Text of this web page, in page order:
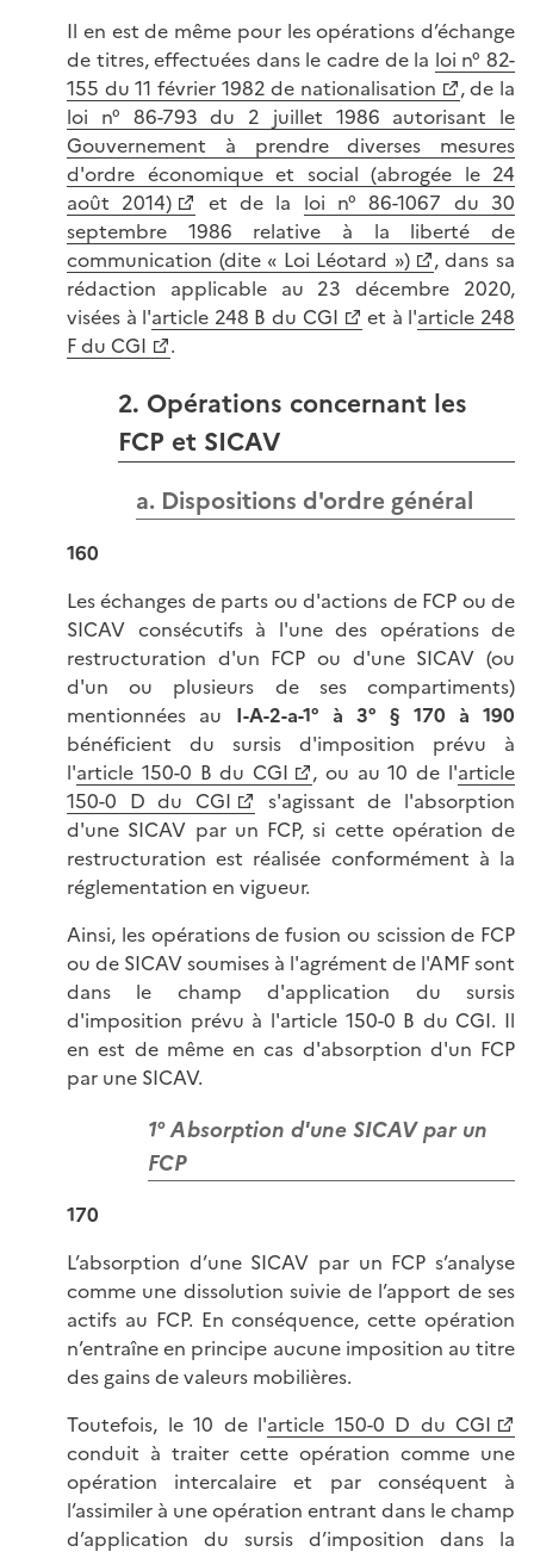
Il en est de même pour les opérations d’échange
de titres, effectuées dans le cadre de la loi n° 82-
155 du 11 février 1982 de nationalisation
, de la
loi n° 86-793 du 2 juillet 1986 autorisant le
Gouvernement à prendre diverses mesures
d'ordre économique et social (abrogée le 24
août 2014)
et de la loi n° 86-1067 du 30
septembre 1986 relative à la liberté de
communication (dite « Loi Léotard »)
, dans sa
rédaction applicable au 23 décembre 2020,
visées à l'article 248 B du CGI et à l'article 248
F du CGI
.
2. Opérations concernant les
FCP et SICAV
a. Dispositions d'ordre général
160
Les échanges de parts ou d'actions de FCP ou de
SICAV consécutifs à l'une des opérations de
restructuration d'un FCP ou d'une SICAV (ou
d'un ou plusieurs de ses compartiments)
mentionnées au I-A-2-a-1° à 3° § 170 à 190
bénéficient du sursis d'imposition prévu à
l'article 150-0 B du CGI , ou au 10 de l'article
150-0 D du CGI
s'agissant de l'absorption
d'une SICAV par un FCP, si cette opération de
restructuration est réalisée conformément à la
réglementation en vigueur.
Ainsi, les opérations de fusion ou scission de FCP
ou de SICAV soumises à l'agrément de l'AMF sont
dans le champ d'application du sursis
d'imposition prévu à l'article 150-0 B du CGI. Il
en est de même en cas d'absorption d'un FCP
par une SICAV.
1° Absorption d'une SICAV par un
FCP
170
L’absorption d’une SICAV par un FCP s’analyse
comme une dissolution suivie de l’apport de ses
actifs au FCP. En conséquence, cette opération
n’entraîne en principe aucune imposition au titre
des gains de valeurs mobilières.
Toutefois, le 10 de l'article 150-0 D du CGI
conduit à traiter cette opération comme une
opération intercalaire et par conséquent à
l’assimiler à une opération entrant dans le champ
d’application du sursis d’imposition dans la